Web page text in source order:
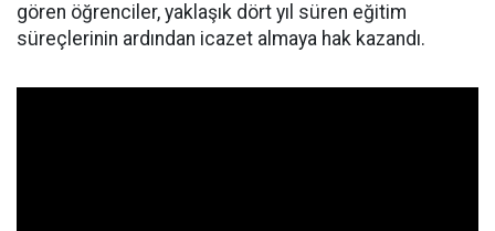
gören öğrenciler, yaklaşık dört yıl süren eğitim
süreçlerinin ardından icazet almaya hak kazandı.